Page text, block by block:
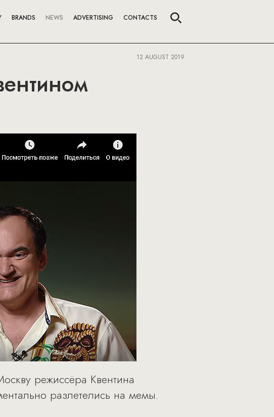
BRANDS NEWS ADVERTISING CONTACTS
12 AUGUST 2019
режиссёра Квентина
разлетелись на мемы.